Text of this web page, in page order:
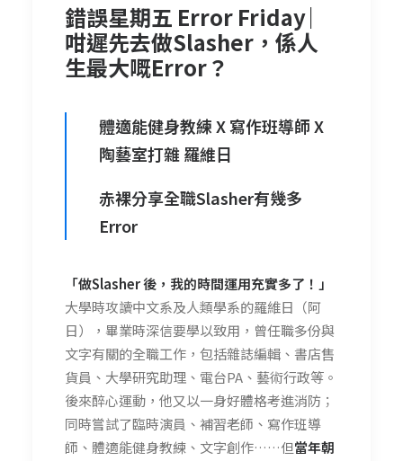
錯誤星期五 Error Friday ︳
咁遲先去做Slasher，係人
生最大嘅Error？
體適能健身教練X 寫作班導師 X
陶藝室打雜羅維日
赤裸分享全職Slasher有幾多
Error
「做Slasher 後，我的時間運用充實多了！」
大學時攻讀中文系及人類學系的羅維日（阿
日），畢業時深信要學以致用，曾任職多份與
文字有關的全職工作，包括雜誌編輯、書店售
貨員、大學研究助理、電台PA、藝術行政等。
後來醉心運動，他又以一身好體格考進消防；
同時嘗試了臨時演員、補習老師、寫作班導
師、體適能健身教練、文字創作……但當年朝